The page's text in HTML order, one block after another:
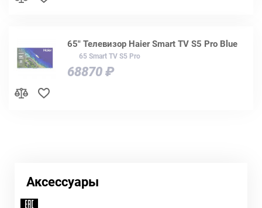
65" Телевизор Haier Smart TV S5 Pro Blue
65 Smart TV S5 Pro
68870 ₽
Аксессуары